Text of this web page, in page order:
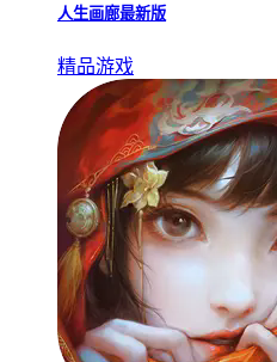
人生画廊最新版
精品游戏